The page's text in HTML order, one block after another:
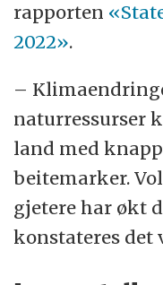
rapporten
2022».
–
naturressurser
land med
beitemarker.
gjetere har økt
konstateres det